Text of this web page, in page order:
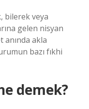
bilerek veya
gelen nisyan
akla
bazı fıkhi
demek?